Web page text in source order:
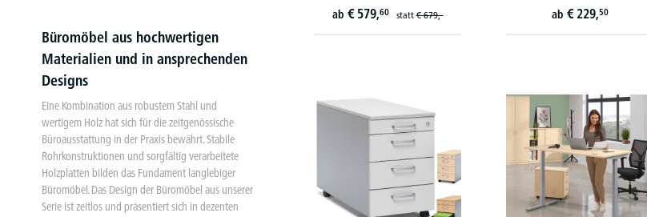
Büromöbel aus hochwertigen
Materialien und in ansprechenden
Designs
Eine Kombination aus robustem Stahl und
wertigem Holz hat sich für die zeitgenössische
Büroausstattung in der Praxis bewährt. Stabile
Rohrkonstruktionen und sorgfältig verarbeitete
Holzplatten bilden das Fundament langlebiger
Büromöbel. Das Design der Büromöbel aus unserer
Serie ist zeitlos und präsentiert sich in dezenten
ab € 579,60 statt€ 679,- ab € 229,50